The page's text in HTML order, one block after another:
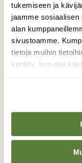
tukemiseen ja
jaamme
alan
sivustoamme.
tietoja muihin
kerätty, kun olet